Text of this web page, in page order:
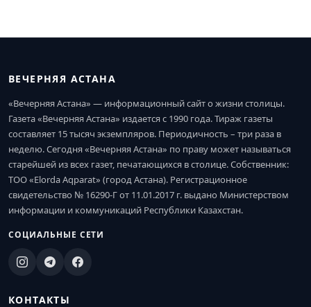
ВЕЧЕРНЯЯ АСТАНА
«Вечерняя Астана» — информационный сайт о жизни столицы.
Газета «Вечерняя Астана» издается с 1990 года. Тираж газеты
составляет 15 тысяч экземпляров. Периодичность – три раза в
неделю. Сегодня «Вечерняя Астана» по праву может называться
старейшей из всех газет, печатающихся в столице. Собственник:
ТОО «Elorda Aqparat» (город Астана). Регистрационное
свидетельство № 16290-Г от 11.01.2017 г. выдано Министерством
информации и коммуникаций Республики Казахстан.
СОЦИАЛЬНЫЕ СЕТИ
КОНТАКТЫ